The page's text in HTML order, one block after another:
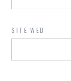
SITE WEB